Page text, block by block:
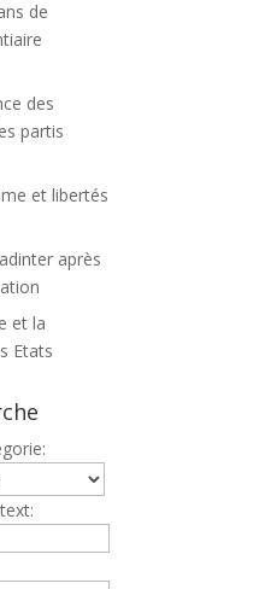
de
des
partis
et libertés
après
et la
Etats